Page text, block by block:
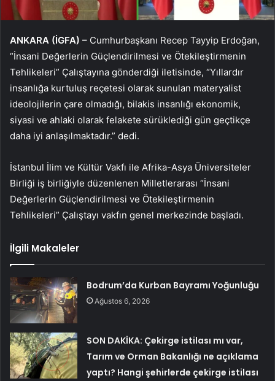
ANKARA (İGFA) – Cumhurbaşkanı Recep Tayyip Erdoğan,
“İnsani Değerlerin Güçlendirilmesi ve Ötekileştirmenin
Tehlikeleri” Çalıştayına gönderdiği iletisinde, “Yıllardır
insanlığa kurtuluş reçetesi olarak sunulan materyalist
ideolojilerin çare olmadığı, bilakis insanlığı ekonomik,
siyasi ve ahlaki olarak felakete sürüklediği gün geçtikçe
daha iyi anlaşılmaktadır.” dedi.
İstanbul İlim ve Kültür Vakfı ile Afrika-Asya Üniversiteler
Birliği iş birliğiyle düzenlenen Milletlerarası “İnsani
Değerlerin Güçlendirilmesi ve Ötekileştirmenin
Tehlikeleri” Çalıştayı vakfın genel merkezinde başladı.
İlgili Makaleler
Bodrum’da Kurban Bayramı Yoğunluğu
Ağustos 6, 2026
SON DAKİKA: Çekirge istilası mı var,
Tarım ve Orman Bakanlığı ne açıklama
yaptı? Hangi şehirlerde çekirge istilası